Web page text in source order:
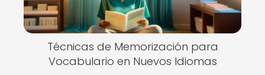
Técnicas de Memorización para
Vocabulario en Nuevos Idiomas